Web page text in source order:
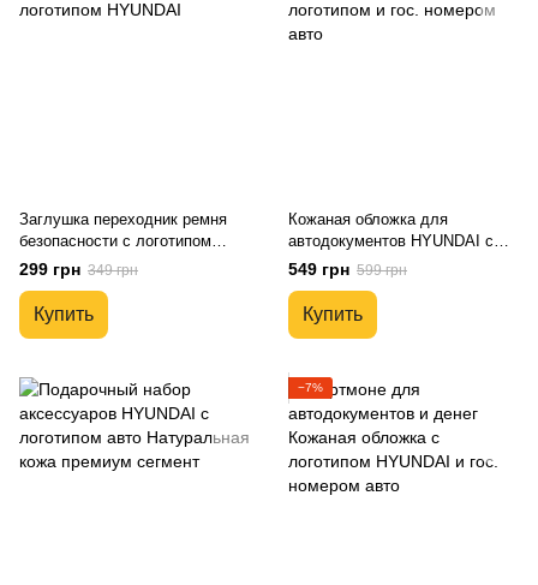
Заглушка переходник ремня
безопасности с логотипом
HYUNDAI
299 грн 349 грн
Купить
Кожаная обложка для
автодокументов HYUNDAI с
логотипом и гос. номером авто
549 грн 599 грн
Купить
−7%